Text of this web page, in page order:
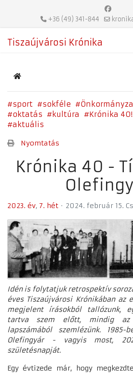
+36 (49) 341-844
Tiszaújvárosi Krónika
Home
sport sokféle
oktatás
kultúra Krónika 40!
aktuális
Nyomtatás
Krónika 40 -
2023. év 7. hét 2024. február 15.
Idén is folytatjuk retrospektív
éves Tiszaújvárosi Krónikában az
megjelent írásokból tallózunk,
tartva szem előtt, mindig
lapszámából szemlézünk.
Olefingyár - vagyis most,
születésnapját.
Egy évtizede már, hogy